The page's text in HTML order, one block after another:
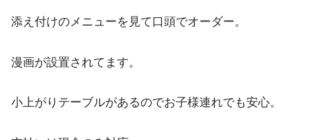
添え付けのメニューを見て口頭でオーダー。
漫画が設置されてます。
小上がりテーブルがあるのでお子様連れでも安心。